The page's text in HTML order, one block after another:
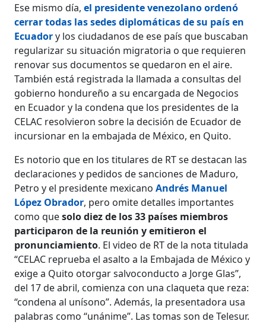
Ese mismo día,el presidente venezolano ordenó
cerrar todas las sedes diplomáticas de su país en
Ecuadory los ciudadanos de ese país que buscaban
regularizar su situación migratoria o que requieren
renovar sus documentos se quedaron en el aire.
También está registrada la llamada a consultas del
gobierno hondureño a su encargada de Negocios
en Ecuador y la condena que los presidentes de la
CELAC resolvieron sobre la decisión de Ecuador de
incursionar en la embajada de México, en Quito.
Es notorio que en los titulares de RT se destacan las
declaraciones y pedidos de sanciones de Maduro,
Petro y el presidente mexicanoAndrés Manuel
López Obrador, pero omite detalles importantes
como quesolo diez de los 33 países miembros
participaron de la reunión y emitieron el
pronunciamiento. El video de RT de la nota titulada
“CELAC reprueba el asalto a la Embajada de México y
exige a Quito otorgar salvoconducto a Jorge Glas”,
del 17 de abril, comienza con una claqueta que reza:
“condena al unísono”. Además, la presentadora usa
palabras como “unánime”. Las tomas son de Telesur.